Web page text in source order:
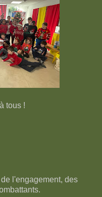
tous !
l'engagement, des